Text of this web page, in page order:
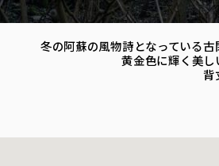
冬の阿蘇の風物詩となっている
黄金色に輝く美し
背